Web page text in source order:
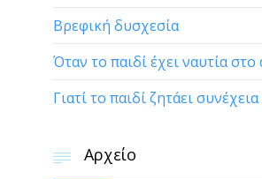
Βρεφική δυσχεσία
Όταν το παιδί έχει ναυτία στο
Γιατί το παιδί ζητάει
 Αρχείο